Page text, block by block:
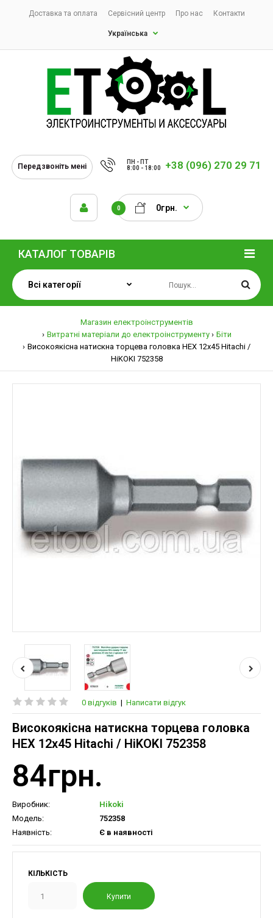
Доставка та оплата Сервісний центр Про нас Контакти
Українська
Передзвоніть мені
ПН - ПТ
8:00 - 18:00
+38 (096) 270 29 71
0 0грн.
КАТАЛОГ ТОВАРІВ
Магазин електроінструментів
Витратні матеріали до електроінструменту
Біти
Високоякісна натискна торцева головка HEX 12x45 Hitachi /
HiKOKI 752358
0 відгуків | Написати відгук
Високоякісна натискна торцева головка
HEX 12x45 Hitachi / HiKOKI 752358
84грн.
Виробник:
Hikoki
Модель:
752358
Наявність:
Є в наявності
КІЛЬКІСТЬ